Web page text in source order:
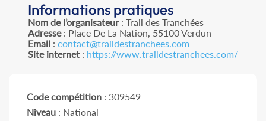
Informations pratiques
Nom de l’organisateur: Trail des Tranchées
Adresse: Place De La Nation, 55100 Verdun
Email : contact@traildestranchees.com
Site internet : https://www.traildestranchees.com/
Code compétition : 309549
Niveau : National